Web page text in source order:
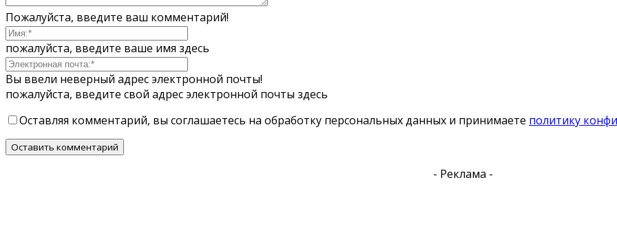
Пожалуйста, введите ваш комментарий!
пожалуйста, введите ваше имя здесь
Вы ввели неверный адрес электронной почты!
пожалуйста, введите свой адрес электронной почты здесь
Оставляя комментарий, вы соглашаетесь на обработку персональных данных и принимаете политику
- Реклама -